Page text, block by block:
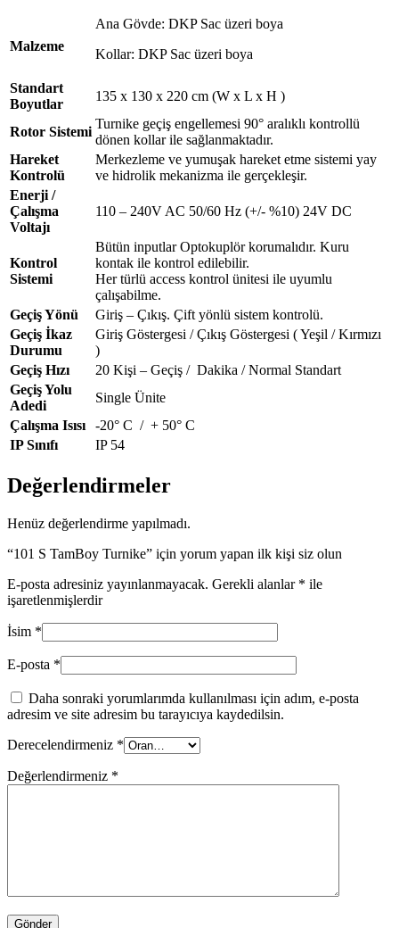
Malzeme
Ana Gövde: DKP Sac üzeri boya
Kollar: DKP Sac üzeri boya
Standart
Boyutlar
135 x 130 x 220 cm (W x L x H )
Rotor Sistemi
Turnike geçiş engellemesi 90° aralıklı kontrollü
dönen kollar ile sağlanmaktadır.
Hareket
Kontrolü
Merkezleme ve yumuşak hareket etme sistemi yay
ve hidrolik mekanizma ile gerçekleşir.
Enerji /
Çalışma
Voltajı
110 – 240V AC 50/60 Hz (+/- %10) 24V DC
Kontrol
Sistemi
Bütün inputlar Optokuplör korumalıdır. Kuru
kontak ile kontrol edilebilir.
Her türlü access kontrol ünitesi ile uyumlu
çalışabilme.
Geçiş Yönü
Giriş – Çıkış. Çift yönlü sistem kontrolü.
Geçiş İkaz
Durumu
Giriş Göstergesi / Çıkış Göstergesi ( Yeşil / Kırmızı
)
Geçiş Hızı
20 Kişi – Geçiş / Dakika / Normal Standart
Geçiş Yolu
Adedi
Single Ünite
Çalışma Isısı
-20° C / + 50° C
IP Sınıfı
IP 54
Değerlendirmeler
Henüz değerlendirme yapılmadı.
“101 S TamBoy Turnike” için yorum yapan ilk kişi siz olun
E-posta adresiniz yayınlanmayacak. Gerekli alanlar * ile
işaretlenmişlerdir
İsim *
E-posta *
Daha sonraki yorumlarımda kullanılması için adım, e-posta
adresim ve site adresim bu tarayıcıya kaydedilsin.
Derecelendirmeniz *
Değerlendirmeniz *